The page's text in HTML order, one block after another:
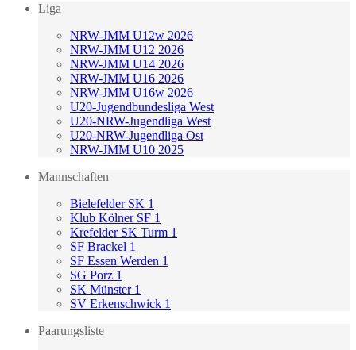
Liga
NRW-JMM U12w 2026
NRW-JMM U12 2026
NRW-JMM U14 2026
NRW-JMM U16 2026
NRW-JMM U16w 2026
U20-Jugendbundesliga West
U20-NRW-Jugendliga West
U20-NRW-Jugendliga Ost
NRW-JMM U10 2025
Mannschaften
Bielefelder SK 1
Klub Kölner SF 1
Krefelder SK Turm 1
SF Brackel 1
SF Essen Werden 1
SG Porz 1
SK Münster 1
SV Erkenschwick 1
Paarungsliste